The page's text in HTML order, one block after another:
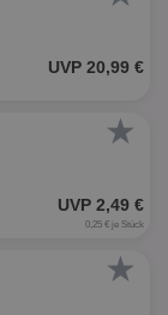
UVP 20,99 €
★
UVP 2,49 €
0,25 € je Stück
★